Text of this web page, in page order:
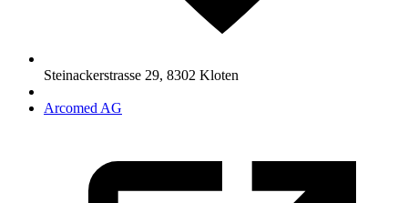
Steinackerstrasse 29, 8302 Kloten
Arcomed AG